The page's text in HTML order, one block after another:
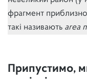
фрагмент
такі називають area
Припустимо,